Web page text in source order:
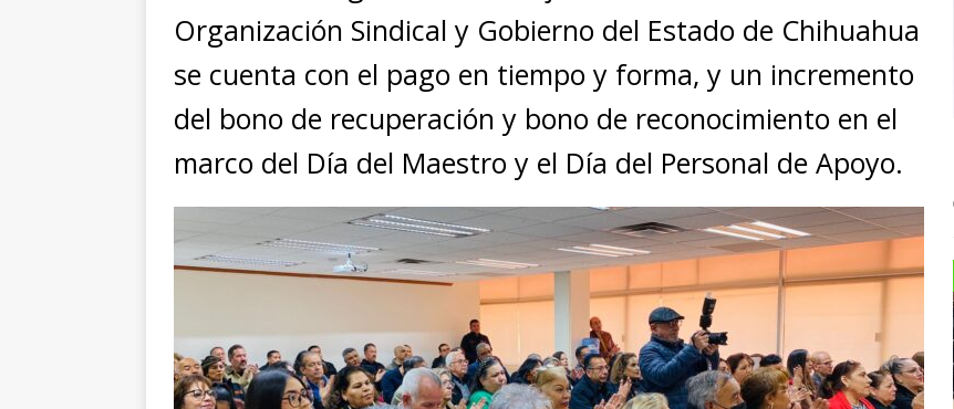
Organización Sindical y Gobierno del Estado de Chihuahua
se cuenta con el pago en tiempo y forma, y un incremento
del bono de recuperación y bono de reconocimiento en el
marco del Día del Maestro y el Día del Personal de Apoyo.